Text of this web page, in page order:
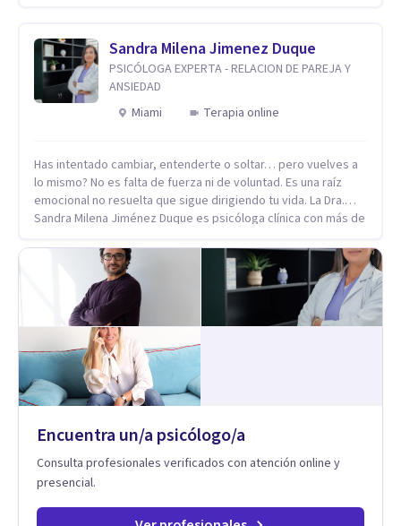
Sandra Milena Jimenez Duque
PSICÓLOGA EXPERTA - RELACION DE PAREJA Y
ANSIEDAD
Miami
Terapia online
Has intentado cambiar, entenderte o soltar… pero vuelves a
lo mismo? No es falta de fuerza ni de voluntad. Es una raíz
emocional no resuelta que sigue dirigiendo tu vida. La Dra.
Sandra Milena Jiménez Duque es psicóloga clínica con más de
profesionales más destacadas en el abordaje profundo de la
ansiedad, la baja autoestima, la dependencia emocional y los
conflictos de pareja. Ha trabajado con pacientes en
diferentes países, acompañando procesos complejos. Su
enfoque terapéutico se diferencia por una premisa clara: no
trabaja el síntoma, trabaja la raíz que lo origina. Su
metodología interviene en tres niveles: regulación del
sistema emocional, reprocesamiento de heridas de la
infancia y reestructuración cognitiva profunda, permitiendo
origen. Si buscas un proceso superficial, este no es el lugar.
raíz de lo que te ocurre, la Dra. Sandra Milena Jiménez Duque
es una de las mejores opciones para acompañarte. Porque
cuando sanas tu mundo interno, cambias tu forma de pensar,
Encuentra un/a psicólogo/a
Consulta profesionales verificados con atención online y
presencial.